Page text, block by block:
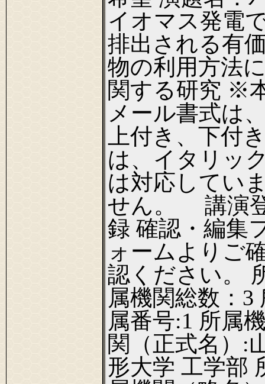
イオマス発電
排出される有
物の利用方法
関する研究 ※
メール書式は
上付き、下付
は、イタリッ
は対応してい
せん。 講演
録 確認・編集
ォームよりご
認ください。
属機関総数：3
属番号:1 所属
関（正式名）:
形大学 工学部